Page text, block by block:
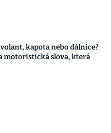
kapota nebo dálnice?
motoristická slova, která